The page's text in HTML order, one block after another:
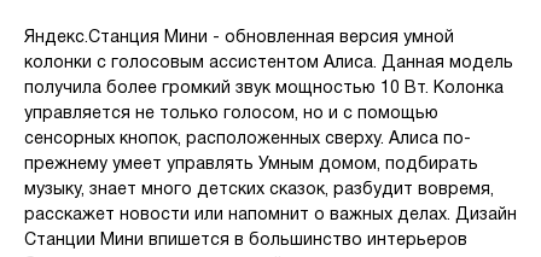
Яндекс.Станция Мини - обновленная версия умной
колонки с голосовым ассистентом Алиса. Данная модель
получила более громкий звук мощностью 10 Вт. Колонка
управляется не только голосом, но и с помощью
сенсорных кнопок, расположенных сверху. Алиса по-
прежнему умеет управлять Умным домом, подбирать
музыку, знает много детских сказок, разбудит вовремя,
расскажет новости или напомнит о важных делах. Дизайн
Станции Мини впишется в большинство интерьеров